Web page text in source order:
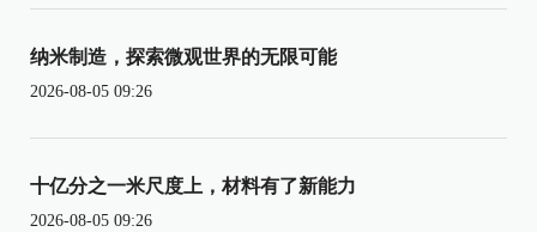
纳米制造，探索微观世界的无限可能
2026-08-05 09:26
十亿分之一米尺度上，材料有了新能力
2026-08-05 09:26